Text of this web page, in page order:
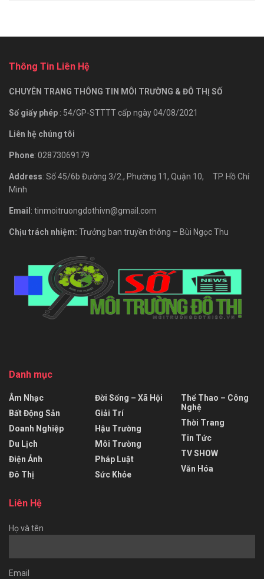
Thông Tin Liên Hệ
CHUYÊN TRANG THÔNG TIN MÔI TRƯỜNG & ĐÔ THỊ SỐ
Số giấy phép : 54/GP-STTTT cấp ngày 04/08/2021
Liên hệ chúng tôi
Phone: 02873069179
Address: Số 45/6b Đường 3/2., Phường 11, Quận 10, TP. Hồ Chí
Minh
Email : tinmoitruongdothivn@gmail.com
Chịu trách nhiệm: Trưởng ban truyền thông – Bùi Ngọc Thu
Danh mục
Âm Nhạc
Bất Động Sản
Doanh Nghiệp
Du Lịch
Điện Ảnh
Đô Thị
Đời Sống – Xã Hội
Giải Trí
Hậu Trường
Môi Trường
Pháp Luật
Sức Khỏe
Thể Thao – Công
Nghệ
Thời Trang
Tin Tức
TV SHOW
Văn Hóa
Liên Hệ
Họ và tên
Email